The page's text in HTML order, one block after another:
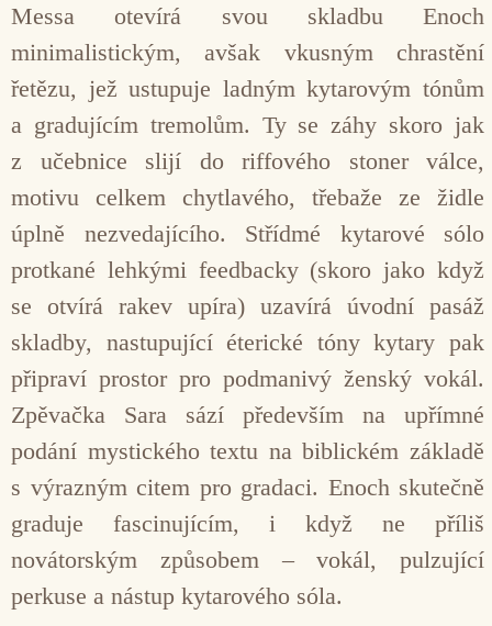
Messa otevírá svou skladbu Enoch
minimalistickým, avšak vkusným chrastění
řetězu, jež ustupuje ladným kytarovým tónům
a gradujícím tremolům. Ty se záhy skoro jak
z učebnice slijí do riffového stoner válce,
motivu celkem chytlavého, třebaže ze židle
úplně nezvedajícího. Střídmé kytarové sólo
protkané lehkými feedbacky (skoro jako když
se otvírá rakev upíra) uzavírá úvodní pasáž
skladby, nastupující éterické tóny kytary pak
připraví prostor pro podmanivý ženský vokál.
Zpěvačka Sara sází především na upřímné
podání mystického textu na biblickém základě
s výrazným citem pro gradaci. Enoch skutečně
graduje fascinujícím, i když ne příliš
novátorským způsobem – vokál, pulzující
perkuse a nástup kytarového sóla.